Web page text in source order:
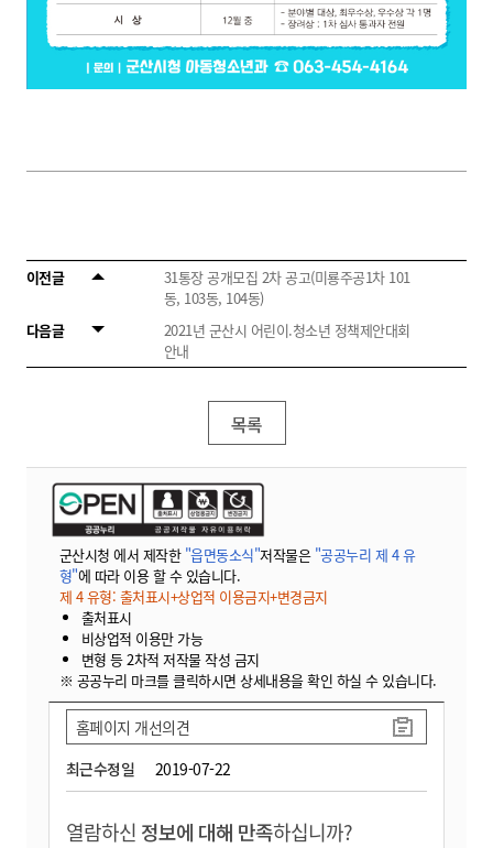
이전글
31통장 공개모집 2차 공고(미룡주공1차 101
동, 103동, 104동)
다음글
2021년 군산시 어린이.청소년 정책제안대회
안내
목록
군산시청 에서 제작한 "읍면동소식"저작물은 "공공누리 제 4 유
형"에 따라 이용 할 수 있습니다.
제 4 유형: 출처표시+상업적 이용금지+변경금지
출처표시
비상업적 이용만 가능
변형 등 2차적 저작물 작성 금지
※ 공공누리 마크를 클릭하시면 상세내용을 확인 하실 수 있습니다.
최근수정일 2019-07-22
홈페이지 개선의견
열람하신 정보에 대해 만족하십니까?